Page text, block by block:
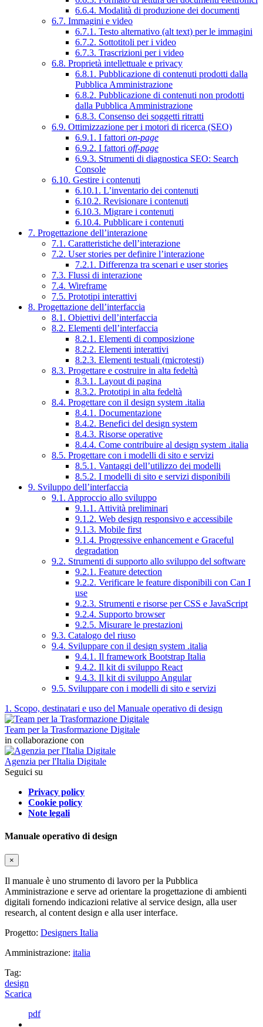
6.6.4. Modalità di produzione dei documenti
6.7. Immagini e video
6.7.1. Testo alternativo (alt text) per le immagini
6.7.2. Sottotitoli per i video
6.7.3. Trascrizioni per i video
6.8. Proprietà intellettuale e privacy
6.8.1. Pubblicazione di contenuti prodotti dalla
Pubblica Amministrazione
6.8.2. Pubblicazione di contenuti non prodotti
dalla Pubblica Amministrazione
6.8.3. Consenso dei soggetti ritratti
6.9. Ottimizzazione per i motori di ricerca (SEO)
6.9.1. I fattori on-page
6.9.2. I fattori off-page
6.9.3. Strumenti di diagnostica SEO: Search
Console
6.10. Gestire i contenuti
6.10.1. L’inventario dei contenuti
6.10.2. Revisionare i contenuti
6.10.3. Migrare i contenuti
6.10.4. Pubblicare i contenuti
7. Progettazione dell’interazione
7.1. Caratteristiche dell’interazione
7.2. User stories per definire l’interazione
7.2.1. Differenza tra scenari e user stories
7.3. Flussi di interazione
7.4. Wireframe
7.5. Prototipi interattivi
8. Progettazione dell’interfaccia
8.1. Obiettivi dell’interfaccia
8.2. Elementi dell’interfaccia
8.2.1. Elementi di composizione
8.2.2. Elementi interattivi
8.2.3. Elementi testuali (microtesti)
8.3. Progettare e costruire in alta fedeltà
8.3.1. Layout di pagina
8.3.2. Prototipi in alta fedeltà
8.4. Progettare con il design system .italia
8.4.1. Documentazione
8.4.2. Benefici del design system
8.4.3. Risorse operative
8.4.4. Come contribuire al design system .italia
8.5. Progettare con i modelli di sito e servizi
8.5.1. Vantaggi dell’utilizzo dei modelli
8.5.2. I modelli di sito e servizi disponibili
9. Sviluppo dell’interfaccia
9.1. Approccio allo sviluppo
9.1.1. Attività preliminari
9.1.2. Web design responsivo e accessibile
9.1.3. Mobile first
9.1.4. Progressive enhancement e Graceful
degradation
9.2. Strumenti di supporto allo sviluppo del software
9.2.1. Feature detection
9.2.2. Verificare le feature disponibili con Can I
use
9.2.3. Strumenti e risorse per CSS e JavaScript
9.2.4. Supporto browser
9.2.5. Misurare le prestazioni
9.3. Catalogo del riuso
9.4. Sviluppare con il design system .italia
9.4.1. Il framework Bootstrap Italia
9.4.2. Il kit di sviluppo React
9.4.3. Il kit di sviluppo Angular
9.5. Sviluppare con i modelli di sito e servizi
1. Scopo, destinatari e uso del Manuale operativo di design
Team per la Trasformazione Digitale
in collaborazione con
Agenzia per l'Italia Digitale
Seguici su
Privacy policy
Cookie policy
Note legali
Manuale operativo di design
×
Il manuale è uno strumento di lavoro per la Pubblica
Amministrazione e serve ad orientare la progettazione di ambienti
digitali fornendo indicazioni relative al service design, alla user
research, al content design e alla user interface.
Progetto: Designers Italia
Amministrazione: italia
Tag:
design
Scarica
pdf